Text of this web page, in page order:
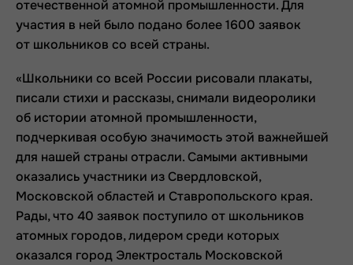
отечественной атомной промышленности. Для
участия в ней было подано более 1600 заявок
от школьников со всей страны.
«Школьники со всей России рисовали плакаты,
писали стихи и рассказы, снимали видеоролики
об истории атомной промышленности,
подчеркивая особую значимость этой важнейшей
для нашей страны отрасли. Самыми активными
оказались участники из Свердловской,
Московской областей и Ставропольского края.
Рады, что 40 заявок поступило от школьников
атомных городов, лидером среди которых
оказался город Электросталь Московской